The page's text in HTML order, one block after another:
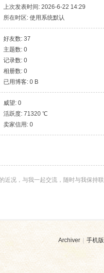
上次发表时间: 2026-6-22 14:29
所在时区: 使用系统默认
好友数: 37
主题数: 0
记录数: 0
相册数: 0
已用博客: 0 B
威望: 0
活跃度: 71320 ℃
卖家信用: 0
近况，与我一起交流，随时与我保持联
Archiver | 手机版